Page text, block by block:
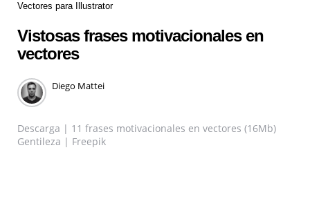
Vectores para Illustrator
Vistosas frases motivacionales en
vectores
Diego Mattei
Descarga | 11 frases motivacionales en vectores (16Mb)
Gentileza | Freepik